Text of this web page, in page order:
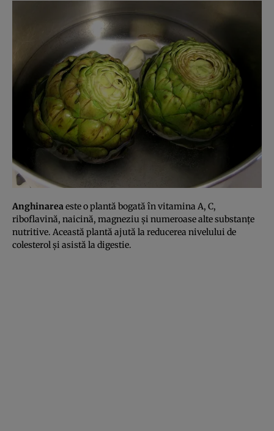
Anghinareaeste o plantă bogată în vitamina A, C,
riboflavină, naicină, magneziu şi numeroase alte substanţe
nutritive. Această plantă ajută la reducerea nivelului de
colesterol şi asistă la digestie.